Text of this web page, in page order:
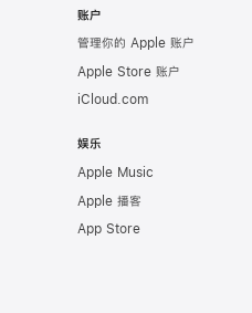
账户
管理你的 Apple 账户
Apple Store 账户
iCloud.com
娱乐
Apple Music
Apple 播客
App Store